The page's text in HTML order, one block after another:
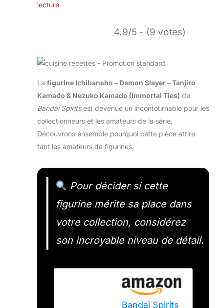
lecture
4.9/5 - (9 votes)
La figurine Ichibansho – Demon Slayer – Tanjiro
Kamado & Nezuko Kamado (Immortal Ties) de
Bandai Spiritsest devenue un incontournable pour les
collectionneurs et les amateurs de la série.
Découvrons ensemble pourquoi cette pièce attire
tant les amateurs de figurines.
Pour décider si cette
figurine mérite sa place dans
votre collection, considérez
son incroyable niveau de détail.
Bandai Spirits